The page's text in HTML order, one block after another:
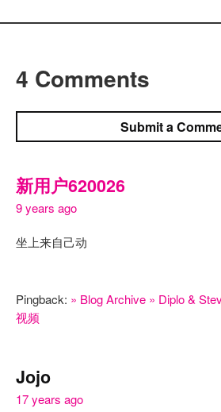
4 Comments
Submit a
新用户620026
9 years ago
坐上来自己动
Pingback: » Blog Archive » Diplo &
视频
Jojo
17 years ago